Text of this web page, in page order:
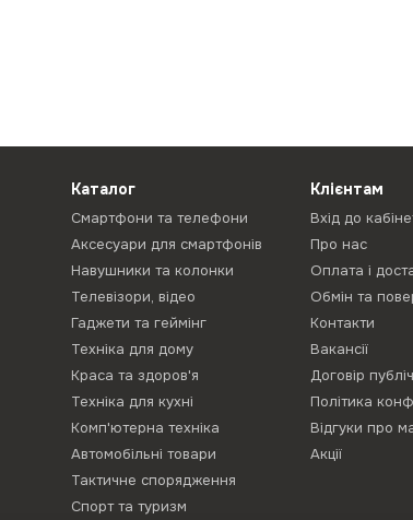
Каталог
Смартфони та телефони
Аксесуари для смартфонів
Навушники та колонки
Телевізори, відео
Гаджети та геймінг
Техніка для дому
Краса та здоров'я
Техніка для кухні
Комп'ютерна техніка
Автомобільні товари
Тактичне спорядження
Спорт та туризм
Клієнтам
Вхід до
Про нас
Оплата і
Обмін та
Контакти
Вакансії
Договір
Політика
Відгуки про
Акції